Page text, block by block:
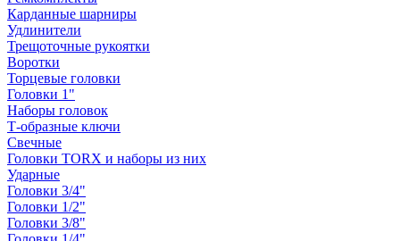
Карданные шарниры
Удлинители
Трещоточные рукоятки
Воротки
Торцевые головки
Головки 1"
Наборы головок
Т-образные ключи
Свечные
Головки TORX и наборы из них
Ударные
Головки 3/4"
Головки 1/2"
Головки 3/8"